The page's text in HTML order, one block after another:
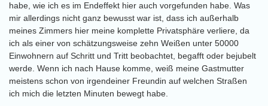
habe, wie ich es im Endeffekt hier auch vorgefunden habe. Was
mir allerdings nicht ganz bewusst war ist, dass ich außerhalb
meines Zimmers hier meine komplette Privatsphäre verliere, da
ich als einer von schätzungsweise zehn Weißen unter 50000
Einwohnern auf Schritt und Tritt beobachtet, begafft oder bejubelt
werde. Wenn ich nach Hause komme, weiß meine Gastmutter
meistens schon von irgendeiner Freundin auf welchen Straßen
ich mich die letzten Minuten bewegt habe.